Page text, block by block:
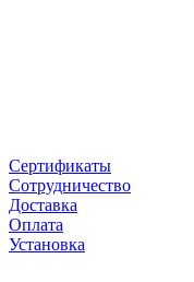
Сертификаты
Сотрудничество
Доставка
Оплата
Установка